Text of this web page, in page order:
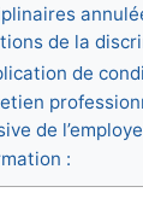
de la
de
de
: